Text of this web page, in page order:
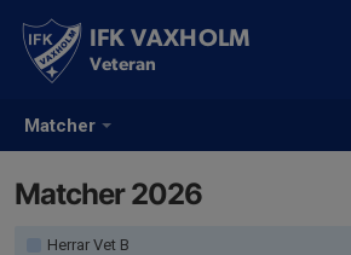
Matcher
IFK VAXHOLM
Veteran
Matcher 2026
Herrar Vet B